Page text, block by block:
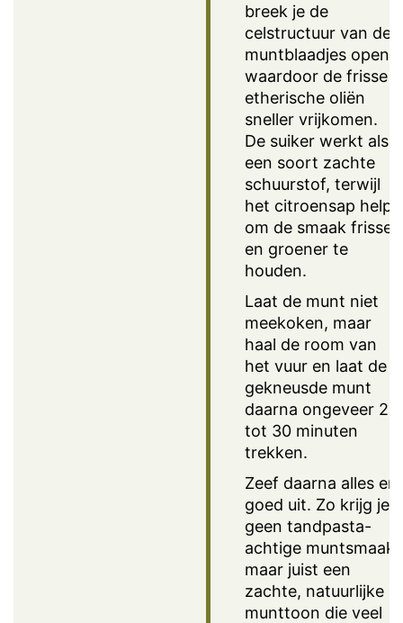
breek je de
celstructuur van de
muntblaadjes open,
waardoor de frisse
etherische oliën
sneller vrijkomen.
De suiker werkt als
een soort zachte
schuurstof, terwijl
het citroensap helpt
om de smaak frisser
en groener te
houden.
Laat de munt niet
meekoken, maar
haal de room van
het vuur en laat de
gekneusde munt
daarna ongeveer 20
tot 30 minuten
trekken.
Zeef daarna alles er
goed uit. Zo krijg je
geen tandpasta-
achtige muntsmaak,
maar juist een
zachte, natuurlijke
munttoon die veel